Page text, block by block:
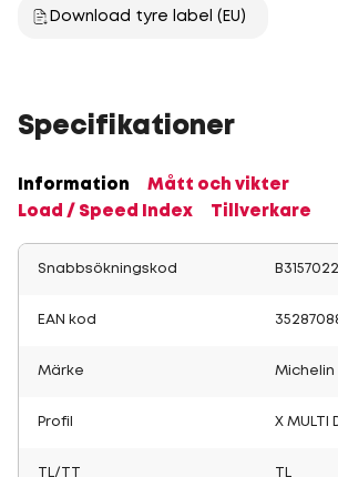
Download tyre label (EU)
Specifikationer
Information
Mått och vikter
Load / Speed Index
Tillverkare
Snabbsökningskod
EAN kod
Märke Michelin
Profil X MULTI
TL/TT